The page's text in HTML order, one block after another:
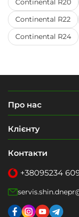
Continental R20
Continental R22
Continental R24
Про нас
Клієнту
Контакти
+38095234